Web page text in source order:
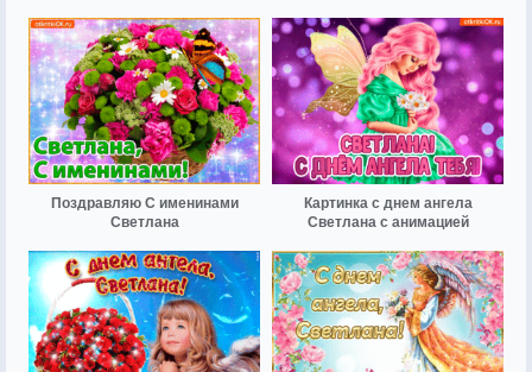
Поздравляю С именинами
Светлана
Картинка с днем ангела
Светлана с анимацией